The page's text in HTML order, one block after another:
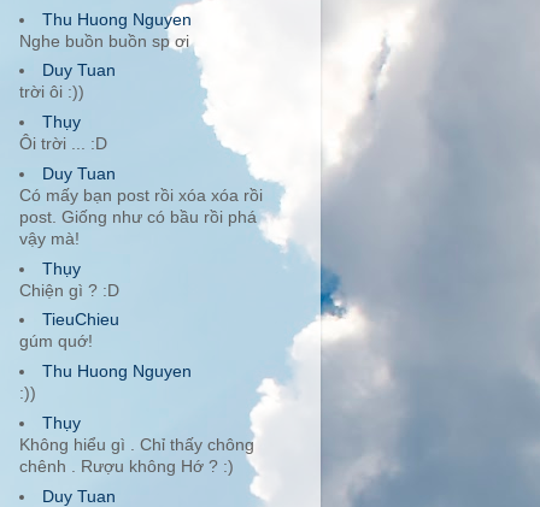
Thu Huong Nguyen
Nghe buồn buồn sp ơi
Duy Tuan
trời ôi :))
Thụy
Ôi trời ... :D
Duy Tuan
Có mấy bạn post rồi xóa xóa rồi
post. Giống như có bầu rồi phá
vậy mà!
Thụy
Chiện gì ? :D
TieuChieu
gúm quớ!
Thu Huong Nguyen
:))
Thụy
Không hiểu gì . Chỉ thấy chông
chênh . Rượu không Hớ ? :)
Duy Tuan